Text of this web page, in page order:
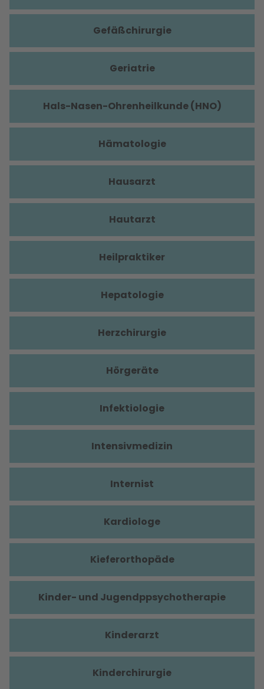
Gefäßchirurgie
Geriatrie
Hals-Nasen-Ohrenheilkunde (HNO)
Hämatologie
Hausarzt
Hautarzt
Heilpraktiker
Hepatologie
Herzchirurgie
Hörgeräte
Infektiologie
Intensivmedizin
Internist
Kardiologe
Kieferorthopäde
Kinder- und Jugendppsychotherapie
Kinderarzt
Kinderchirurgie